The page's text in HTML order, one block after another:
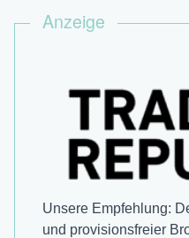
Anzeige
Unsere Empfehlung:
und provisions­freier